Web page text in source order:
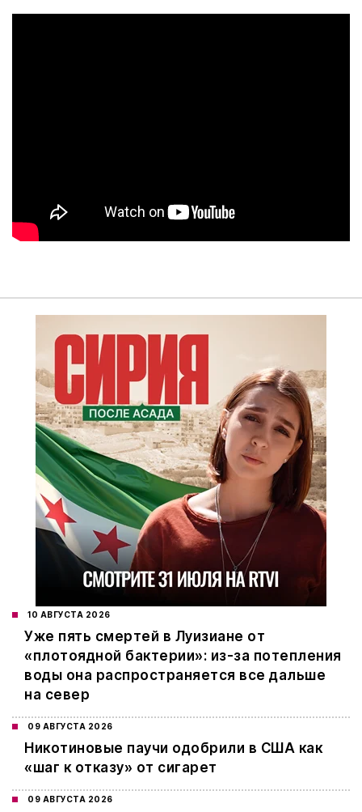
10 АВГУСТА 2026
Уже пять смертей в Луизиане от
«плотоядной бактерии»: из-за потепления
воды она распространяется все дальше
на север
09 АВГУСТА 2026
Никотиновые паучи одобрили в США как
«шаг к отказу» от сигарет
09 АВГУСТА 2026